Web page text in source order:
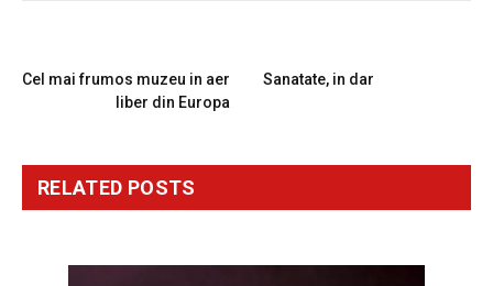
Cel mai frumos muzeu in aer
liber din Europa
Sanatate, in dar
RELATED POSTS